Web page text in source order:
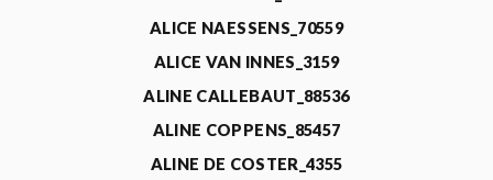
ALICE NAESSENS_70559
ALICE VAN INNES_3159
ALINE CALLEBAUT_88536
ALINE COPPENS_85457
ALINE DE COSTER_4355